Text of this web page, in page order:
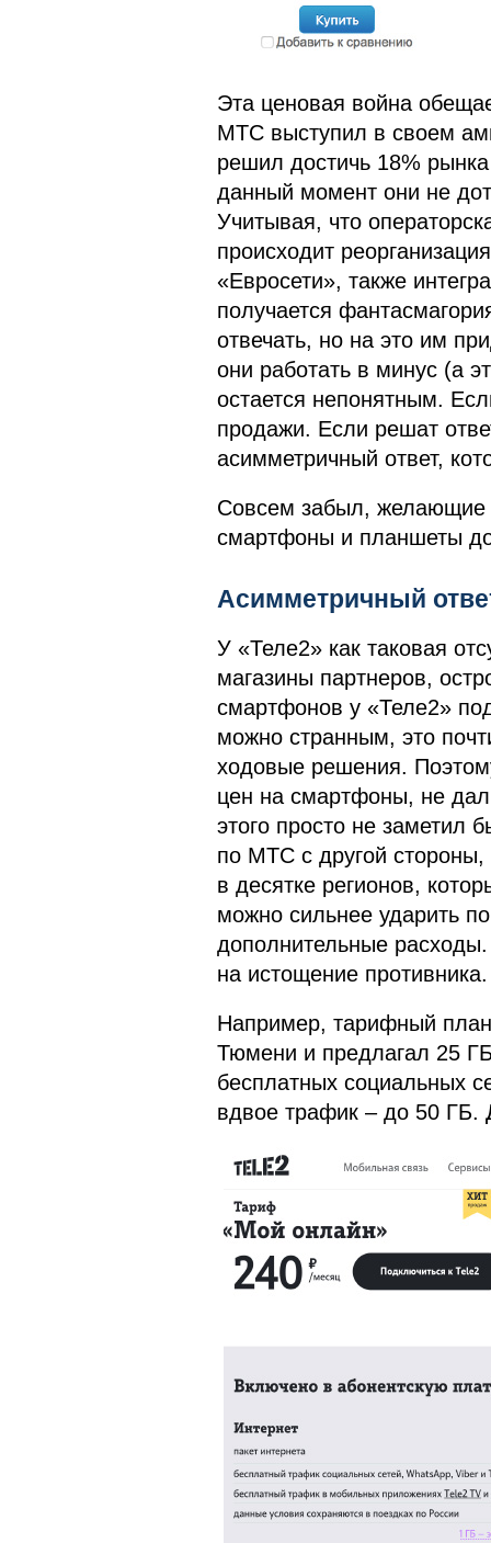
Эта ценовая война
МТС выступил в своем
решил достичь 18%
данный момент они не
Учитывая, что
происходит
«Евросети», также
получается
отвечать, но на это им
они работать в минус (а
остается непонятным.
продажи. Если решат
асимметричный ответ,
Совсем забыл, желающие
смартфоны и планшеты
Асимметричный
У «Теле2» как таковая
магазины партнеров,
смартфонов у «Теле2»
можно странным, это
ходовые решения.
цен на смартфоны, не
этого просто не заметил
по МТС с другой
в десятке регионов,
можно сильнее ударить
дополнительные
на истощение противника.
Например, тарифный
Тюмени и предлагал 25
бесплатных социальных
вдвое трафик – до 50 ГБ.